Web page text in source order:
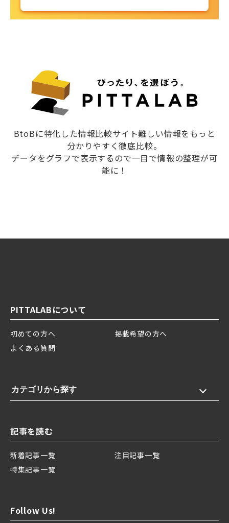
BtoBに特化した情報比較サイト難しい情報をもっと
分かりやすく徹底比較。
データをグラフで表示するので一目で情報の整理が可
能に！
PITTALABについて
初めての方へ
掲載希望の方へ
よくある質問
カテゴリから探す
記事を読む
新着記事一覧
注目記事一覧
特集記事一覧
Follow Us!